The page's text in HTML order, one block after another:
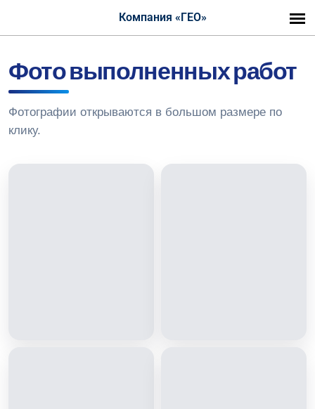
Компания «ГЕО»
Фото выполненных работ
Фотографии открываются в большом размере по
клику.